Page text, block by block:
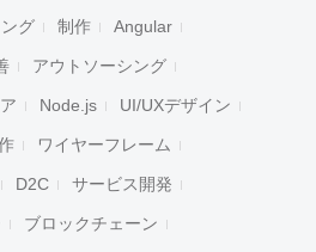
グ 制作 Angular
アウトソーシング
Node.js UI/UXデザイン
ワイヤーフレーム
D2C サービス開発
ブロックチェーン